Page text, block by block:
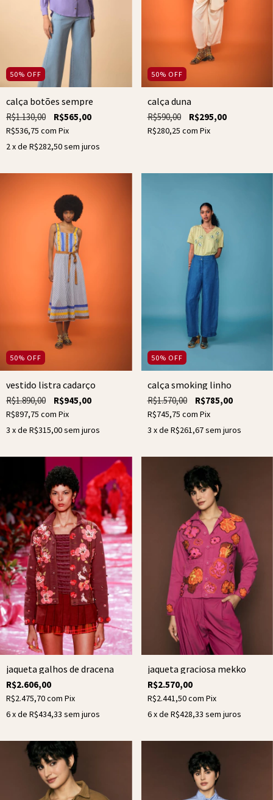
50% OFF
calça botões sempre
R$1.130,00 R$565,00
R$536,75 com Pix
2 x de R$282,50sem juros
50% OFF
calça duna
R$590,00 R$295,00
R$280,25 com Pix
50% OFF
vestido listra cadarço
R$1.890,00 R$945,00
R$897,75 com Pix
3 x de R$315,00sem juros
50% OFF
calça smoking linho
R$1.570,00 R$785,00
R$745,75 com Pix
3 x de R$261,67sem juros
jaqueta galhos de dracena
R$2.606,00
R$2.475,70com Pix
6x de R$434,33 sem juros
jaqueta graciosa mekko
R$2.570,00
R$2.441,50com Pix
6x de R$428,33 sem juros